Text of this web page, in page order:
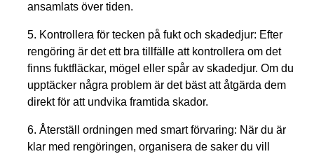
ansamlats över tiden.
5. Kontrollera för tecken på fukt och skadedjur: Efter
rengöring är det ett bra tillfälle att kontrollera om det
finns fuktfläckar, mögel eller spår av skadedjur. Om du
upptäcker några problem är det bäst att åtgärda dem
direkt för att undvika framtida skador.
6.Återställ ordningen med smart förvaring: När du är
klar med rengöringen, organisera de saker du vill